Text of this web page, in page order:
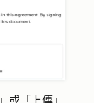
」或「 上傳 」